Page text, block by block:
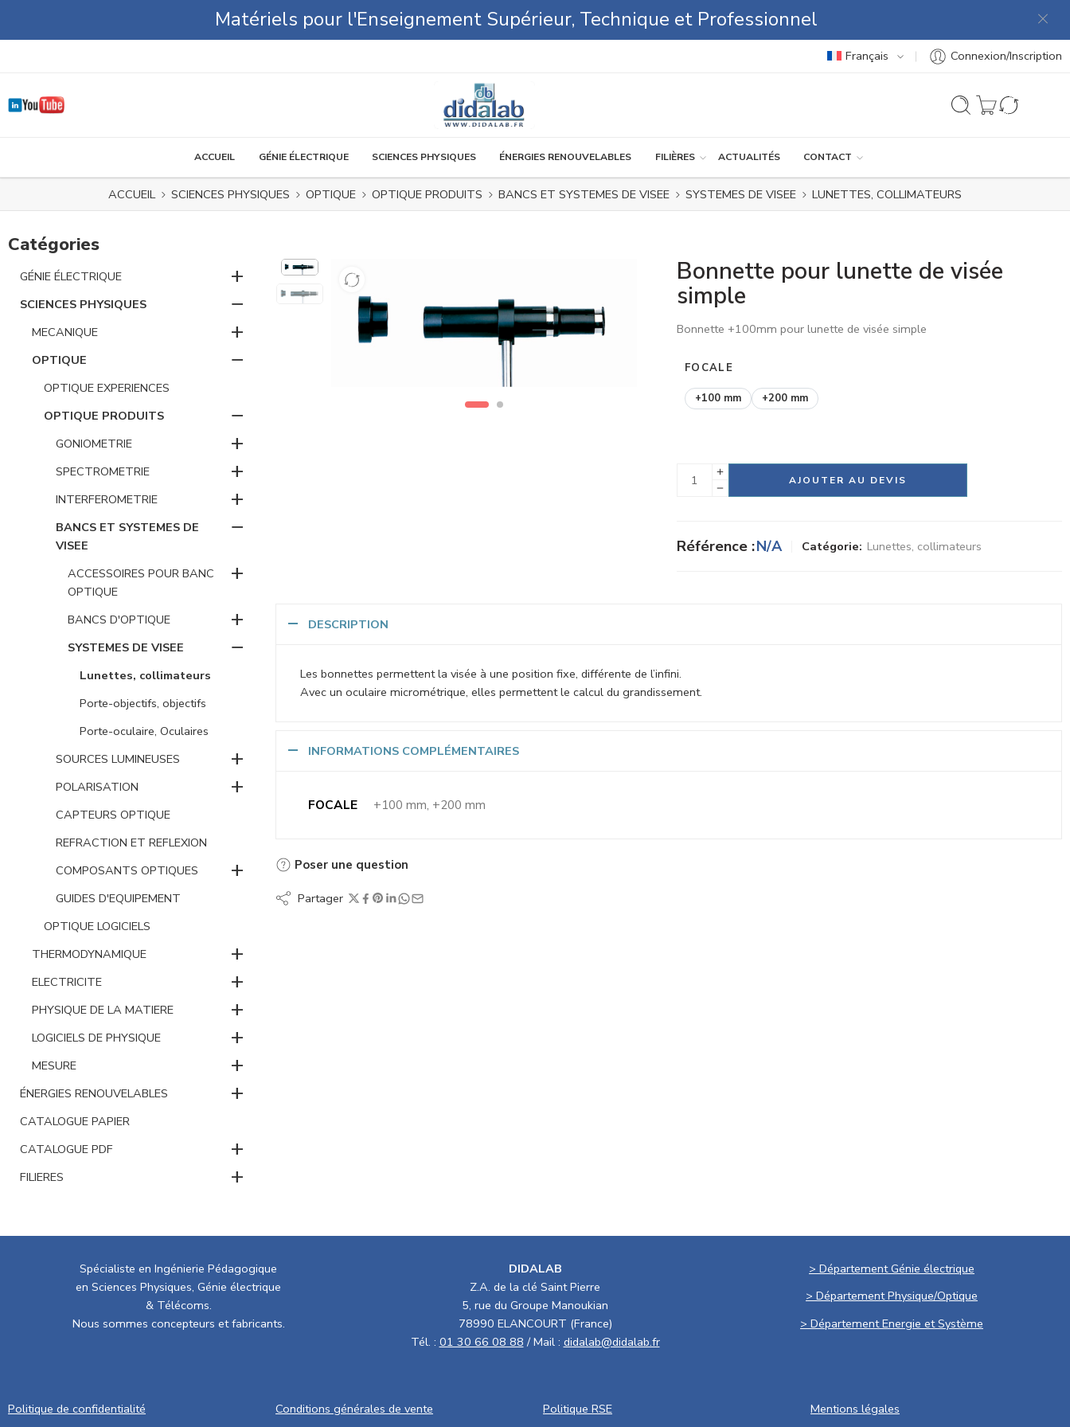
Matériels pour l'Enseignement Supérieur, Technique et Professionnel
Français Connexion/Inscription
ACCUEIL GÉNIE ÉLECTRIQUE SCIENCES PHYSIQUES ÉNERGIES RENOUVELABLES FILIÈRES ACTUALITÉS CONTACT
ACCUEIL SCIENCES PHYSIQUES OPTIQUE OPTIQUE PRODUITS BANCS ET SYSTEMES DE VISEE SYSTEMES DE VISEE LUNETTES, COLLIMATEURS
Bonnette pour lunette de visée
simple
Bonnette +100mm pour lunette de visée simple
FOCALE
+100 mm +200 mm
AJOUTER AU DEVIS
Référence :N/A Catégorie: Lunettes, collimateurs
DESCRIPTION
Les bonnettes permettent la visée à une position fixe, différente de l’infini.
Avec un oculaire micrométrique, elles permettent le calcul du grandissement.
INFORMATIONS COMPLÉMENTAIRES
FOCALE +100 mm, +200 mm
Poser une question
Partager
Catégories
GÉNIE ÉLECTRIQUE +
SCIENCES PHYSIQUES −
MECANIQUE +
OPTIQUE −
OPTIQUE EXPERIENCES
OPTIQUE PRODUITS
−
GONIOMETRIE +
SPECTROMETRIE +
INTERFEROMETRIE +
BANCS ET SYSTEMES DE
VISEE
−
ACCESSOIRES POUR BANC
OPTIQUE
+
BANCS D'OPTIQUE +
SYSTEMES DE VISEE −
Lunettes, collimateurs
Porte-objectifs, objectifs
Porte-oculaire, Oculaires
SOURCES LUMINEUSES
+
POLARISATION +
CAPTEURS OPTIQUE
REFRACTION ET REFLEXION
COMPOSANTS OPTIQUES
+
GUIDES D'EQUIPEMENT
OPTIQUE LOGICIELS
THERMODYNAMIQUE
+
ELECTRICITE +
PHYSIQUE DE LA MATIERE +
LOGICIELS DE PHYSIQUE +
MESURE +
ÉNERGIES RENOUVELABLES +
CATALOGUE PAPIER
CATALOGUE PDF
+
FILIERES +
Spécialiste en Ingénierie Pédagogique
en Sciences Physiques, Génie électrique
& Télécoms.
Nous sommes concepteurs et fabricants.
DIDALAB
Z.A. de la clé Saint Pierre
5, rue du Groupe Manoukian
78990 ELANCOURT (France)
Tél. : 01 30 66 08 88 / Mail : didalab@didalab.fr
> Département Génie électrique
> Département Physique/Optique
> Département Energie et Système
Politique de confidentialité Conditions générales de vente Politique RSE Mentions légales